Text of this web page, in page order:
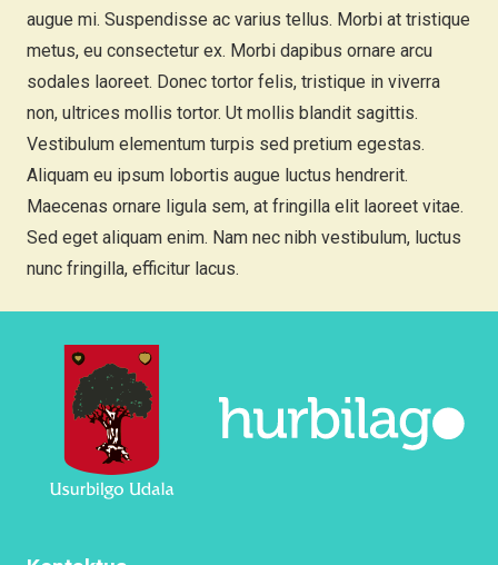
augue mi. Suspendisse ac varius tellus. Morbi at tristique
metus, eu consectetur ex. Morbi dapibus ornare arcu
sodales laoreet. Donec tortor felis, tristique in viverra
non, ultrices mollis tortor. Ut mollis blandit sagittis.
Vestibulum elementum turpis sed pretium egestas.
Aliquam eu ipsum lobortis augue luctus hendrerit.
Maecenas ornare ligula sem, at fringilla elit laoreet vitae.
Sed eget aliquam enim. Nam nec nibh vestibulum, luctus
nunc fringilla, efficitur lacus.